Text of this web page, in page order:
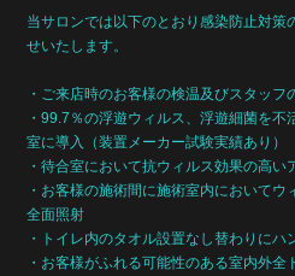
当サロンでは以下のとおり感染防止対策
せいたします。
・ご来店時のお客様の検温及びスタッフ
・99.7％の浮遊ウィルス、浮遊細菌を
室に導入（装置メーカー試験実績あり）
・待合室において抗ウィルス効果の高い
・お客様の施術間に施術室内において
全面照射
・トイレ内のタオル設置なし替わりにハ
・お客様がふれる可能性のある室内外